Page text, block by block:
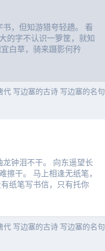
，但知游猎夸轻趫。 看
的字不认识一箩筐，就知
白草，骑来蹑影何矜
代 写边塞的古诗 写边塞的名句
钟泪不干。 向东遥望长
擦干。 马上相逢无纸笔，
纸笔写书信，只有托你
代 写边塞的古诗 写边塞的名句